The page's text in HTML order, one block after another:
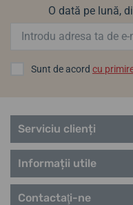
O dată pe lună,
Sunt de acord cu
Serviciu clienți
Informații utile
Contactaţi-ne